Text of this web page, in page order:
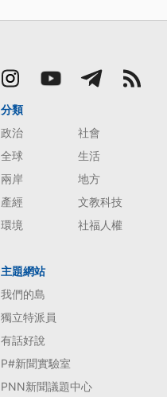
分類
政治
社會
全球
生活
兩岸
地方
產經
文教科技
環境
社福人權
主題網站
我們的島
獨立特派員
有話好說
P#新聞實驗室
PNN新聞議題中心